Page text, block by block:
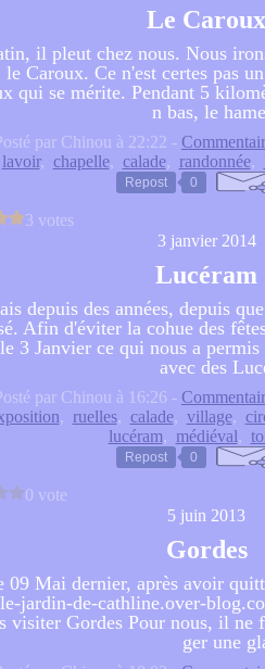
Le Caroux
il pleut chez nous. Nous
le Caroux. Ce n'est certes pas
qui se mérite. Pendant 5
n bas, le
par Chinou à 22:22 -
lavoir, chapelle, calade, randonnée,
Repost 0
3 votes
3 janvier 2014
Lucéram
depuis des années, depuis
Afin d'éviter la cohue des
3 Janvier ce qui nous a
avec des
par Chinou à 16:26 -
, ruelles, calade, village,
lucéram, médiéval,
Repost 0
0 vote
5 juin 2013
Gordes
09 Mai dernier, après avoir
jardin-de-cathline.over-
visiter Gordes Pour nous, il ne
ger une